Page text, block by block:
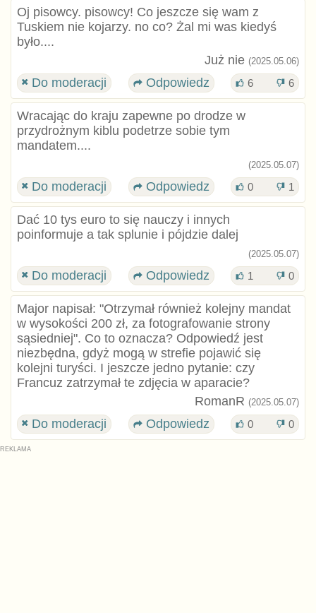
Oj pisowcy. pisowcy! Co jeszcze się wam z
Tuskiem nie kojarzy. no co? Żal mi was kiedyś
było....
Już nie (2025.05.06)
Do moderacji Odpowiedz 6 6
Wracając do kraju zapewne po drodze w
przydrożnym kiblu podetrze sobie tym
mandatem....
(2025.05.07)
Do moderacji Odpowiedz 0 1
Dać 10 tys euro to się nauczy i innych
poinformuje a tak splunie i pójdzie dalej
(2025.05.07)
Do moderacji Odpowiedz 1 0
Major napisał: "Otrzymał również kolejny mandat
w wysokości 200 zł, za fotografowanie strony
sąsiedniej". Co to oznacza? Odpowiedź jest
niezbędna, gdyż mogą w strefie pojawić się
kolejni turyści. I jeszcze jedno pytanie: czy
Francuz zatrzymał te zdjęcia w aparacie?
RomanR (2025.05.07)
Do moderacji Odpowiedz 0 0